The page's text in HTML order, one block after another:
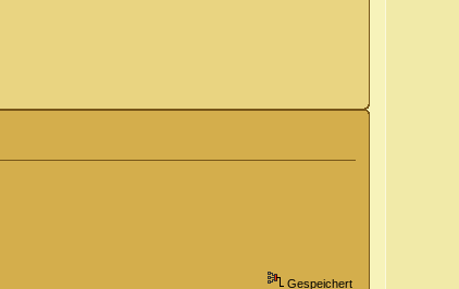
Gespeichert